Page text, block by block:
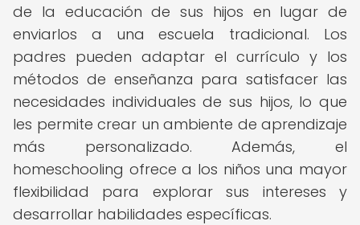
de la educación de sus hijos en lugar de
enviarlos a una escuela tradicional. Los
padres pueden adaptar el currículo y los
métodos de enseñanza para satisfacer las
necesidades individuales de sus hijos, lo que
les permite crear un ambiente de aprendizaje
más personalizado. Además, el
homeschooling ofrece a los niños una mayor
flexibilidad para explorar sus intereses y
desarrollar habilidades específicas.